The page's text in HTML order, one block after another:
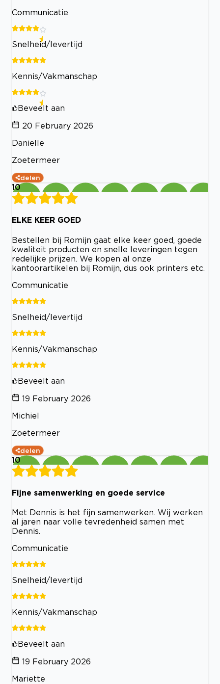
Communicatie
Snelheid/levertijd
Kennis/Vakmanschap
Beveelt aan
20 February 2026
Danielle
Zoetermeer
delen
10
ELKE KEER GOED
Bestellen bij Romijn gaat elke keer goed, goede
kwaliteit producten en snelle leveringen tegen
redelijke prijzen. We kopen al onze
kantoorartikelen bij Romijn, dus ook printers etc.
Communicatie
Snelheid/levertijd
Kennis/Vakmanschap
Beveelt aan
19 February 2026
Michiel
Zoetermeer
delen
10
Fijne samenwerking en goede service
Met Dennis is het fijn samenwerken. Wij werken
al jaren naar volle tevredenheid samen met
Dennis.
Communicatie
Snelheid/levertijd
Kennis/Vakmanschap
Beveelt aan
19 February 2026
Mariette